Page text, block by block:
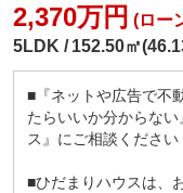
2,370万円 (ロー
5LDK
152.50㎡
■『ネットや広告で不
たらいいか分からな
ス』にご相談ください
■ひだまりハウスは、